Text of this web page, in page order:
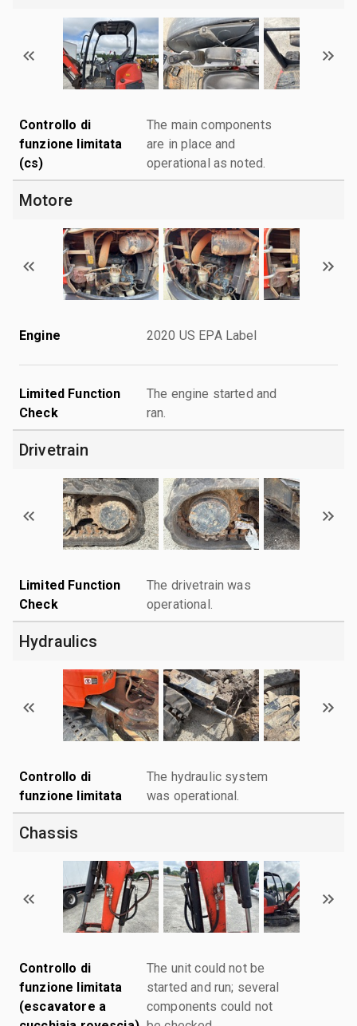
Controllo di
funzione limitata
(cs)
The main components
are in place and
operational as noted.
Motore
Engine 2020 US EPA Label
Limited Function
Check
The engine started and
ran.
Drivetrain
Limited Function
Check
The drivetrain was
operational.
Hydraulics
Controllo di
funzione limitata
The hydraulic system
was operational.
Chassis
Controllo di
funzione limitata
(escavatore a
The unit could not be
started and run; several
components could not